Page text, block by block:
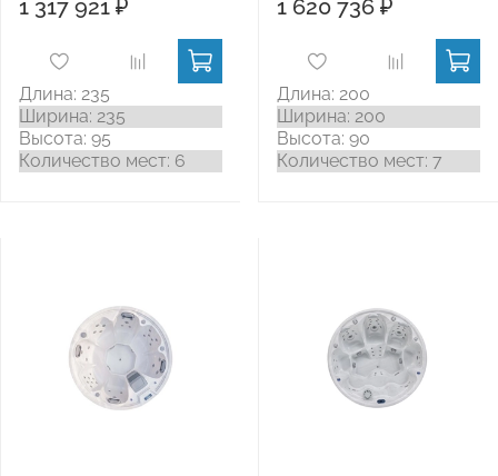
Длина: 235
Ширина: 235
Высота: 95
Количество мест: 6
1 317 921 ₽
Длина: 200
Ширина: 200
Высота: 90
Количество мест: 7
1 620 736 ₽